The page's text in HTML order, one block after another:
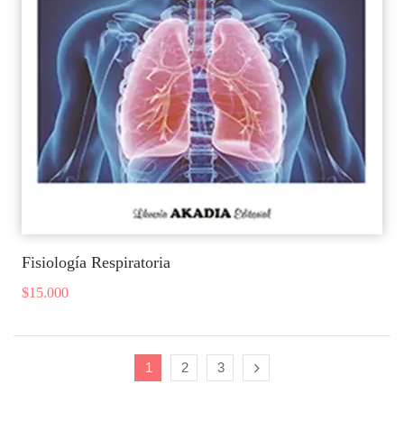
Fisiología Respiratoria
$15.000
1 2 3